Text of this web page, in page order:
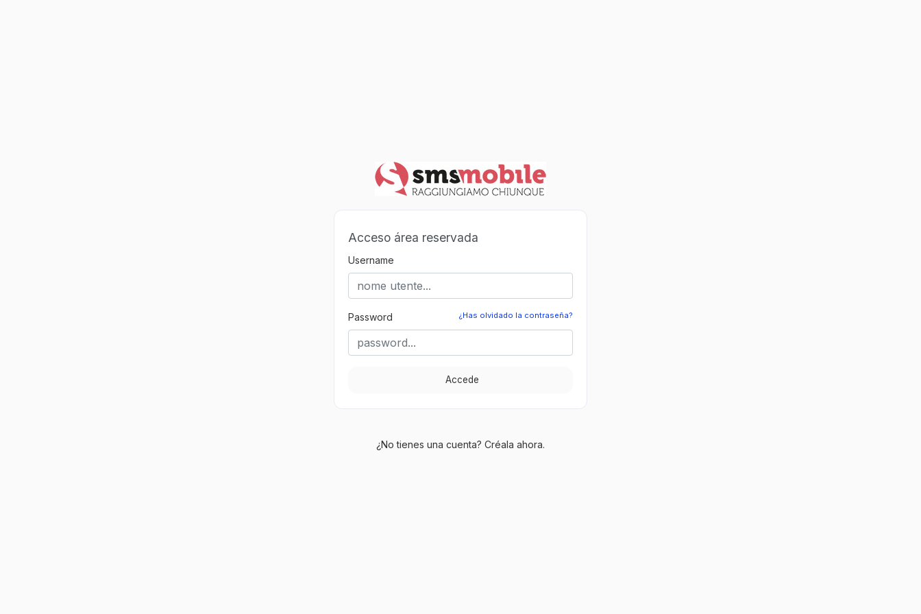
Acceso área reservada
Username
Password ¿Has olvidado la contraseña?
Accede
¿No tienes una cuenta? Créala ahora.